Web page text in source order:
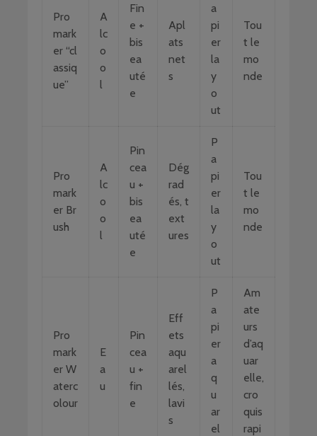
Pro
mark
er “cl
assiq
ue”
A
lc
o
o
l
Fin
e +
bis
ea
uté
e
Apl
ats
net
s
a
pi
er
la
y
o
ut
Tou
t le
mo
nde
Pro
mark
er Br
ush
A
lc
o
o
l
Pin
cea
u +
bis
ea
uté
e
Dég
rad
és, t
ext
ures
P
a
pi
er
la
y
o
ut
Tou
t le
mo
nde
Pro
mark
er W
aterc
olour
E
a
u
Pin
cea
u +
fin
e
Eff
ets
aqu
arel
lés,
lavi
s
P
a
pi
er
a
q
u
ar
el
Am
ate
urs
d’aq
uar
elle,
cro
quis
rapi